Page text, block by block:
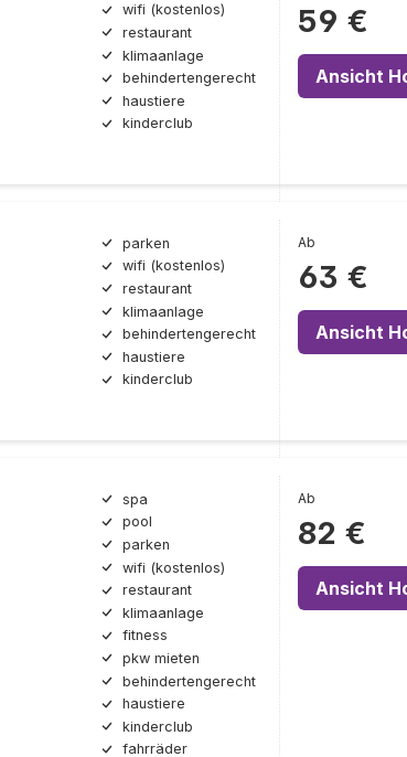
wifi (kostenlos)
restaurant
klimaanlage
behindertengerecht
haustiere
kinderclub
59 €
Ansicht
parken
wifi (kostenlos)
restaurant
klimaanlage
behindertengerecht
haustiere
kinderclub
Ab
63 €
Ansicht
spa
pool
parken
wifi (kostenlos)
restaurant
klimaanlage
fitness
pkw mieten
behindertengerecht
haustiere
kinderclub
fahrräder
Ab
82 €
Ansicht